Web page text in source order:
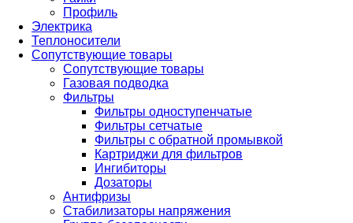
Профиль
Электрика
Теплоносители
Сопутствующие товары
Сопутствующие товары
Газовая подводка
Фильтры
Фильтры одноступенчатые
Фильтры сетчатые
Фильтры с обратной промывкой
Картриджи для фильтров
Ингибиторы
Дозаторы
Антифризы
Стабилизаторы напряжения